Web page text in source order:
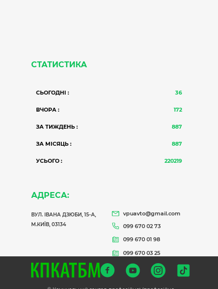
СТАТИСТИКА
СЬОГОДНІ : 36
ВЧОРА : 172
ЗА ТИЖДЕНЬ : 887
ЗА МІСЯЦЬ : 887
УСЬОГО : 220219
АДРЕСА:
ВУЛ. ІВАНА ДЗЮБИ, 15-А,
М.КИЇВ, 03134
vpuavto@gmail.com
099 670 02 73
099 670 01 98
099 670 03 25